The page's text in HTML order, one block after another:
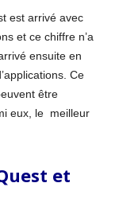
est arrivé avec
et ce chiffre n’a
ensuite en
Ce
être
eux, le meilleur
et